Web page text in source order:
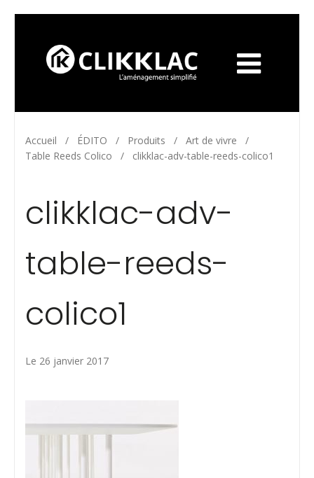
Accueil / ÉDITO / Produits / Art de vivre /
Table Reeds Colico / clikklac-adv-table-reeds-colico1
clikklac-adv-
table-reeds-
colico1
Le 26 janvier 2017